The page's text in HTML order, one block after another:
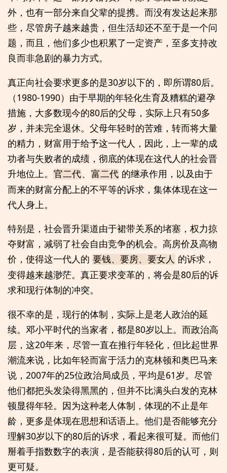
外，也有一部分来自父辈的提携。而没有发达起来那
些，尽管房子越来越贵，但生活却还不至于是一个问
题，而且，他们多少也积累了一定资产，至多支持改
良而非急剧的暴力方式。
真正向社会要求更多的是30岁以下的，即所谓80后。
（1980-1990）由于早期的年轻化生育及糟糕的避孕
措施，大多数现今的80后的父母，实际上只有50多
岁，并未完全退休。父母年轻时的苦难，转而将大量
的精力，财富用于给予这一代人，因此，上一辈的成
功者与失败者的成绩，彻底的体现在这代人的社会晋
升地位上。
官二代、 富二代 的继承作用，以及由于
而来的财富分配上的不平等的诉求，集体体现在这一
代人身上。
特别是，社会晋升渠道由于裙带关系的堵塞，权力掠
夺财富，减弱了社会自由竞争的机会。高房价及高物
价，使得这一代人的 要钱、要房、要女人 的诉求，
变得越来越渺茫。真正要求变革的，将会是80后的诉
求和现行体制的冲突。
很不幸的是，现行的体制，实际上是老人政治的延
续。邓小平时代的当家者，都是80岁以上。而政治高
层，这20年来，尽管一直在推行年轻化，但比起世界
潮流来说，比如年轻而富于活力的克林顿和奥巴马来
说，2007年的25位政治局成员，平均是61岁。尽管
他们都把头发染得黑黑的，但并不比满头白发的克林
顿显得年轻。因为这种老人体制，体现的不止是年
龄，更多是体现在思想和话语上。他们是否能够充分
理解30岁以下的80后的诉求，看起来很可疑。而他们
掰着手指数数字的表演，是否能获得80后的认可，则
更可疑。